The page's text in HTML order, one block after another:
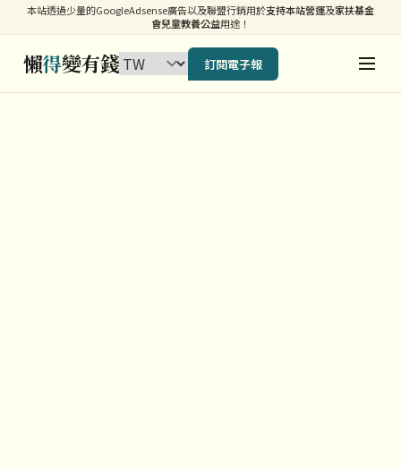
本站透過少量的GoogleAdsense廣告以及聯盟行銷用於支持本站營運及家扶基金
會兒童教養公益用途！
懶得變有錢 訂閱電子報